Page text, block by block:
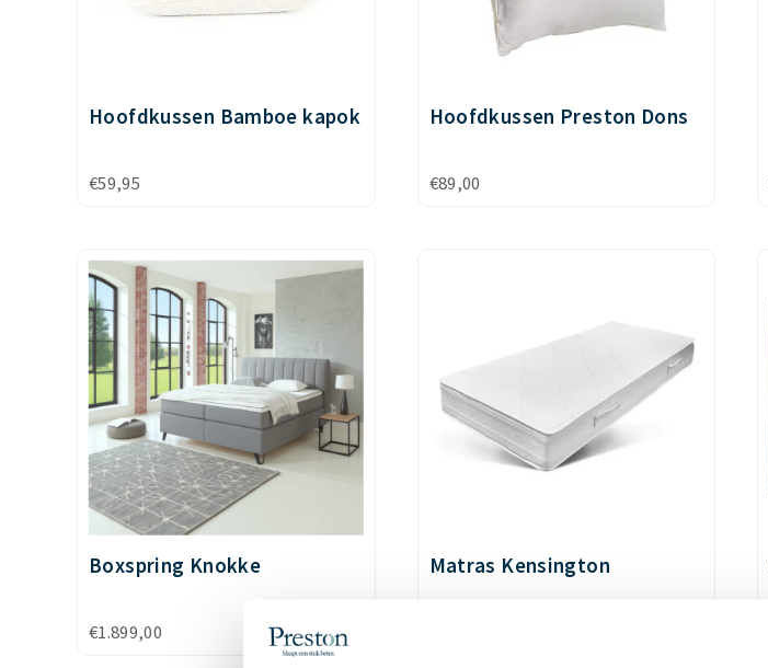
Hoofdkussen Bamboe kapok
€59,95
Hoofdkussen Preston Dons
€89,00
Boxspring Knokke
€1.899,00
Matras Kensington